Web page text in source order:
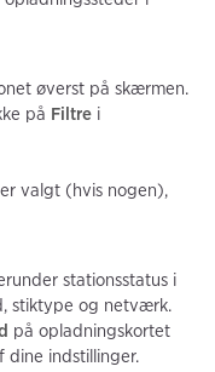
øverst på skærmen.
på Filtre i
valgt (hvis nogen),
stationsstatus i
stiktype og netværk.
på opladningskortet
dine indstillinger.